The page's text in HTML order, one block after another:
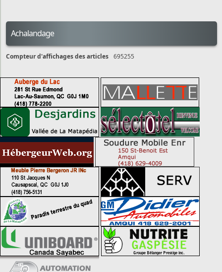
Achalandage
Compteur d'affichages des articles 695255